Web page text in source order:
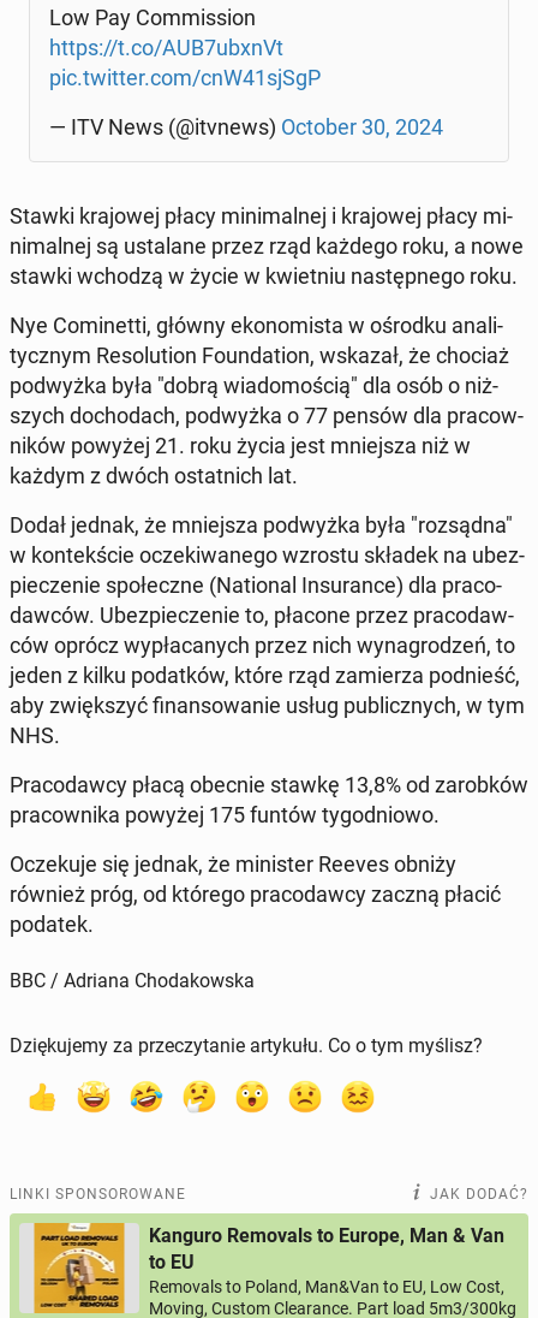
Low Pay Com­mis­sion
https://t.co/AUB7ubxnVt
pic.twitter.com/cnW41sjSgP
— ITV News (@itvnews) October 30, 2024
Stawki kra­jo­wej płacy mi­ni­mal­nej i kra­jo­wej płacy mi­
ni­mal­nej są usta­la­ne przez rząd każdego roku, a nowe
stawki wchodzą w życie w kwiet­niu na­stęp­ne­go roku.
Nye Co­mi­net­ti, główny eko­no­mi­sta w ośrodku ana­li­
tycz­nym Re­so­lu­tion Fo­un­da­tion, wskazał, że chociaż
pod­wyż­ka była "dobrą wia­do­mo­ścią" dla osób o niż­
szych do­cho­dach, pod­wyż­ka o 77 pensów dla pra­cow­
ni­ków powyżej 21. roku życia jest mniej­sza niż w
każdym z dwóch ostat­nich lat.
Dodał jednak, że ​​m­niej­sza pod­wyż­ka była "roz­sąd­na"
w kon­tek­ście ocze­ki­wa­ne­go wzrostu składek na ubez­
pie­cze­nie spo­łecz­ne (Na­tio­nal In­su­ran­ce) dla pra­co­
daw­ców. Ubez­pie­cze­nie to, płacone przez pra­co­daw­
ców oprócz wy­pła­ca­nych przez nich wy­na­gro­dzeń, to
jeden z kilku po­dat­ków, które rząd za­mie­rza pod­nieść,
aby zwięk­szyć fi­nan­so­wa­nie usług pu­blicz­nych, w tym
NHS.
Pra­co­daw­cy płacą obecnie stawkę 13,8% od za­rob­ków
pra­cow­ni­ka powyżej 175 funtów ty­go­dnio­wo.
Ocze­ku­je się jednak, że mi­ni­ster Reeves obniży
również próg, od którego pra­co­daw­cy zaczną płacić
podatek.
BBC / Adriana Chodakowska
Dziękujemy za przeczytanie artykułu. Co o tym myślisz?
LINKI SPONSOROWANE JAK DODAĆ?
Kanguro Removals to Europe, Man & Van
to EU
Removals to Poland, Man&Van to EU, Low Cost,
Moving, Custom Clearance. Part load 5m3/300kg